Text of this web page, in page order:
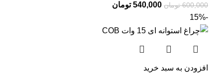
600,000 تومان 540,000 تومان
-15%
افزودن به سبد خرید